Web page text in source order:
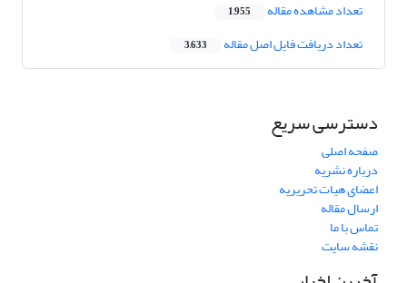
تعداد مشاهده مقاله 1,955
تعداد دریافت فایل اصل مقاله 3,633
دسترسی سریع
صفحه اصلی
درباره نشریه
اعضای هیات تحریریه
ارسال مقاله
تماس با ما
نقشه سایت